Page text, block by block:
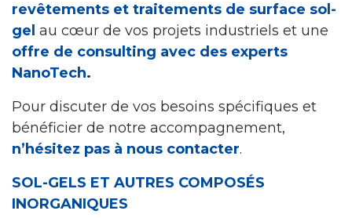
revêtements et traitements de surface sol-
gel au cœur de vos projets industriels et une
offre de consulting avec des experts
NanoTech.
Pour discuter de vos besoins spécifiques et
bénéficier de notre accompagnement,
n’hésitez pas à nous contacter.
SOL-GELS ET AUTRES COMPOSÉS
INORGANIQUES